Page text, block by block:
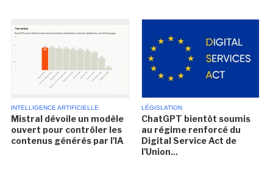
INTELLIGENCE ARTIFICIELLE
Mistral dévoile un modèle
ouvert pour contrôler les
contenus générés par l'IA
LÉGISLATION
ChatGPT bientôt soumis
au régime renforcé du
Digital Service Act de
l'Union...